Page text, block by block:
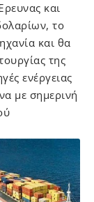
και
το
και θα
της
ενέργειας
με σημερινή